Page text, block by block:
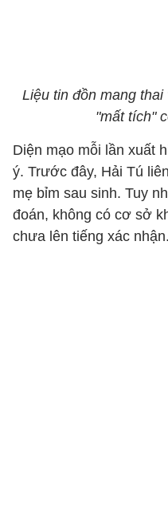
Liệu tin đồn mang
"mất tích"
Diện mạo mỗi lần xuất
ý. Trước đây, Hải Tú
mẹ bỉm sau sinh. Tuy
đoán, không có cơ sở
chưa lên tiếng xác nhận.